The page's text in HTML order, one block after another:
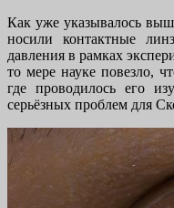
Как уже указывалось
носили контактные
давления в рамках
то мере науке повезло,
где проводилось его
серьёзных проблем для